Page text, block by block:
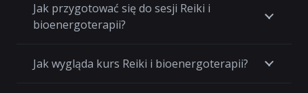
Jak przygotować się do sesji Reiki i
bioenergoterapii?
Jak wygląda kurs Reiki i bioenergoterapii?